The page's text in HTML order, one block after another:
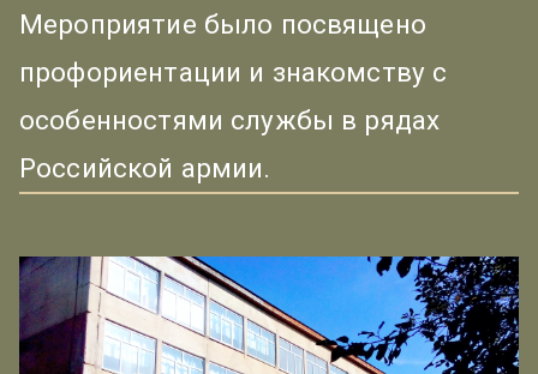
Мероприятие было посвящено
профориентации и знакомству с
особенностями службы в рядах
Российской армии.